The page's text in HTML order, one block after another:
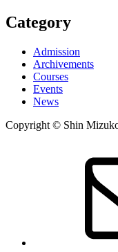
Category
Admission
Archivements
Courses
Events
News
Copyright © Shin